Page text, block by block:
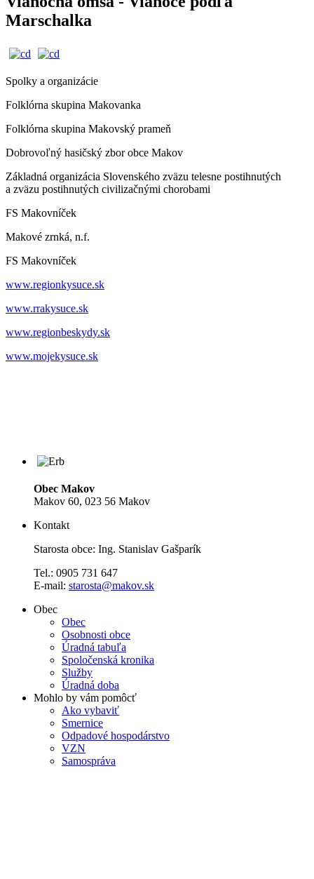
Marschalka
Spolky a organizácie
Folklórna skupina Makovanka
Folklórna skupina Makovský prameň
Dobrovoľný hasičský zbor obce Makov
Základná organizácia Slovenského zväzu telesne postihnutých
a zväzu postihnutých civilizačnými chorobami
FS Makovníček
Makové zrnká, n.f.
FS Makovníček
www.regionkysuce.sk
www.rrakysuce.sk
www.regionbeskydy.sk
www.mojekysuce.sk
Obec Makov
Makov 60, 023 56 Makov
Kontakt
Starosta obce: Ing. Stanislav Gašparík
Tel.: 0905 731 647
E-mail: starosta@makov.sk
Obec
Obec
Osobnosti obce
Úradná tabuľa
Spoločenská kronika
Služby
Úradná doba
Mohlo by vám pomôcť
Ako vybaviť
Smernice
Odpadové hospodárstvo
VZN
Samospráva